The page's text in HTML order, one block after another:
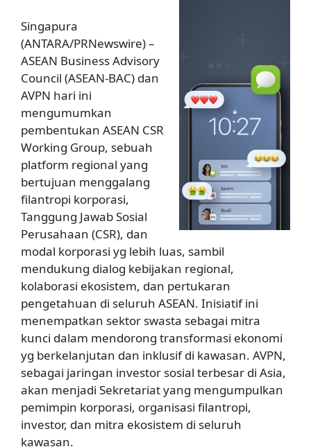
Singapura
(ANTARA/PRNewswire) –
ASEAN Business Advisory
Council (ASEAN-BAC) dan
AVPN hari ini
mengumumkan
pembentukan ASEAN CSR
Working Group, sebuah
platform regional yang
bertujuan menggalang
filantropi korporasi,
Tanggung Jawab Sosial
Perusahaan (CSR), dan
modal korporasi yg lebih luas, sambil
mendukung dialog kebijakan regional,
kolaborasi ekosistem, dan pertukaran
pengetahuan di seluruh ASEAN. Inisiatif ini
menempatkan sektor swasta sebagai mitra
kunci dalam mendorong transformasi ekonomi
yg berkelanjutan dan inklusif di kawasan. AVPN,
sebagai jaringan investor sosial terbesar di Asia,
akan menjadi Sekretariat yang mengumpulkan
pemimpin korporasi, organisasi filantropi,
investor, dan mitra ekosistem di seluruh
kawasan.